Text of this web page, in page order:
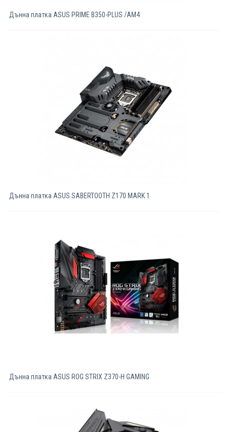
Дънна платка ASUS PRIME B350-PLUS /AM4
Дънна платка ASUS SABERTOOTH Z170 MARK 1
Дънна платка ASUS ROG STRIX Z370-H GAMING